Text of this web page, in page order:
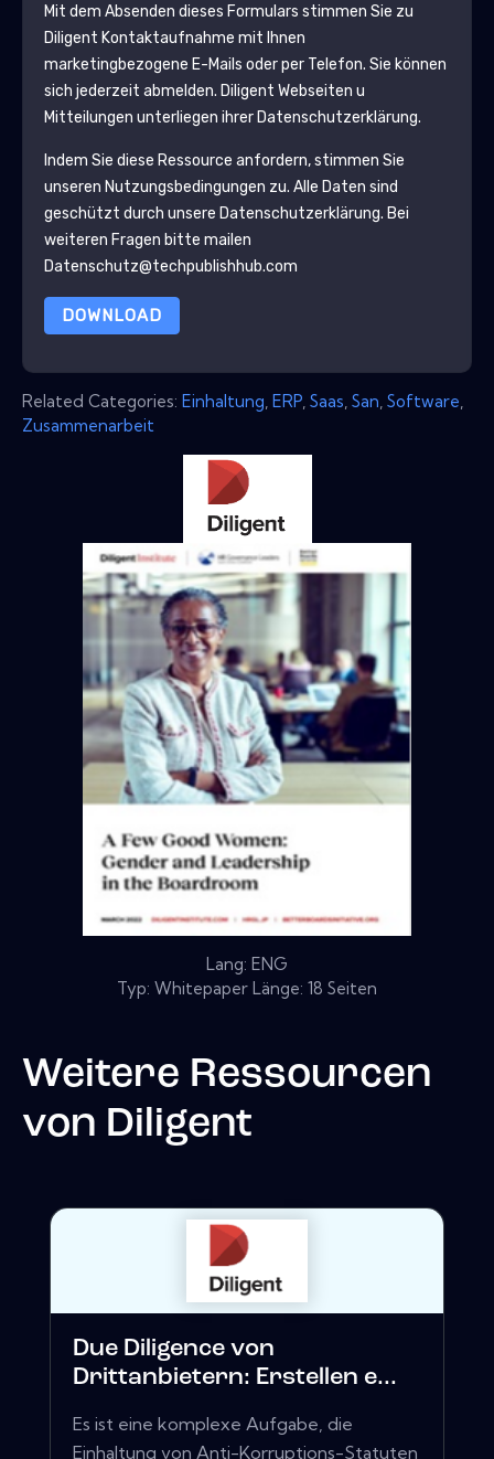
Mit dem Absenden dieses Formulars stimmen Sie zu
Diligent Kontaktaufnahme mit Ihnen
marketingbezogene E-Mails oder per Telefon. Sie können
sich jederzeit abmelden. Diligent Webseiten u
Mitteilungen unterliegen ihrer Datenschutzerklärung.
Indem Sie diese Ressource anfordern, stimmen Sie
unseren Nutzungsbedingungen zu. Alle Daten sind
geschützt durch unsere Datenschutzerklärung. Bei
weiteren Fragen bitte mailen
Datenschutz@techpublishhub.com
DOWNLOAD
Related Categories: Einhaltung ERP Saas San Software
Zusammenarbeit
Lang: ENG
Typ: Whitepaper Länge: 18 Seiten
Weitere Ressourcen
von Diligent
Due Diligence von
Drittanbietern: Erstellen e...
Es ist eine komplexe Aufgabe, die
Einhaltung von Anti-Korruptions-Statuten